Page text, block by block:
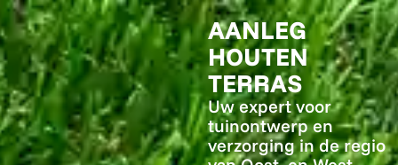
AANLEG
HOUTEN
TERRAS
Uw expert voor
tuinontwerp en
verzorging in de regio